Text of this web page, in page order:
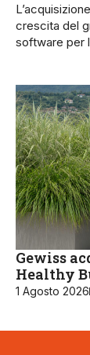
crescita del
software per
Gewiss
Healthy
1 Agosto 2026